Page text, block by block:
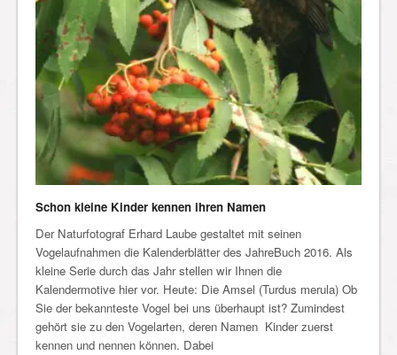
Schon kleine Kinder kennen ihren Namen
Der Naturfotograf Erhard Laube gestaltet mit seinen
Vogelaufnahmen die Kalenderblätter des JahreBuch 2016. Als
kleine Serie durch das Jahr stellen wir Ihnen die
Kalendermotive hier vor. Heute: Die Amsel (Turdus merula) Ob
Sie der bekannteste Vogel bei uns überhaupt ist? Zumindest
gehört sie zu den Vogelarten, deren Namen Kinder zuerst
kennen und nennen können. Dabei